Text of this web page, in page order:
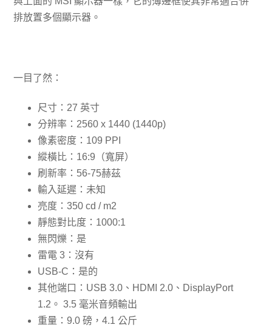
排放置多個顯示器。
一目了然：
尺寸：27 英寸
分辨率：2560 x 1440 (1440p)
像素密度：109 PPI
縱橫比：16:9（寬屏）
刷新率：56-75赫茲
輸入延遲：未知
亮度：350 cd / m2
靜態對比度：1000:1
無閃爍：是
雷電 3：沒有
USB-C：是的
其他端口：USB 3.0、HDMI 2.0、DisplayPort
1.2。 3.5 毫米音頻輸出
重量：9.0 磅，4.1 公斤